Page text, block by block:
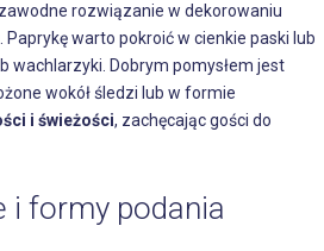
rozwiązanie w dekorowaniu
warto pokroić w cienkie paski lub
wachlarzyki. Dobrym pomysłem jest
wokół śledzi lub w formie
i świeżości, zachęcając gości do
i formy podania